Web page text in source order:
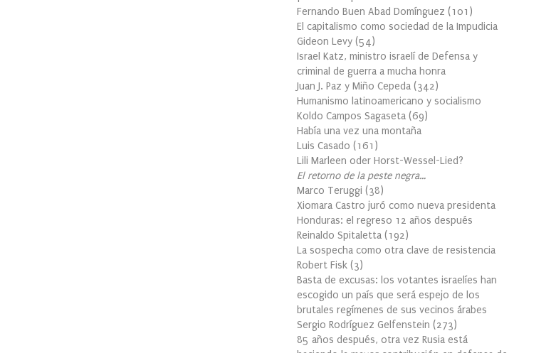
Fernando Buen Abad Domínguez (101 )
El capitalismo como sociedad de la Impudicia
Gideon Levy (54)
Israel Katz, ministro israelí de Defensa y
criminal de guerra a mucha honra
Juan J. Paz y Miño Cepeda (342)
Humanismo latinoamericano y socialismo
Koldo Campos Sagaseta (69)
Había una vez una montaña
Luis Casado (161 )
Lili Marleen oder Horst-Wessel-Lied?
El retorno de la peste negra…
Marco Teruggi (38)
Xiomara Castro juró como nueva presidenta
Honduras: el regreso 12 años después
Reinaldo Spitaletta (192)
La sospecha como otra clave de resistencia
Robert Fisk (3)
Basta de excusas: los votantes israelíes han
escogido un país que será espejo de los
brutales regímenes de sus vecinos árabes
Sergio Rodríguez Gelfenstein (273)
85 años después, otra vez Rusia está